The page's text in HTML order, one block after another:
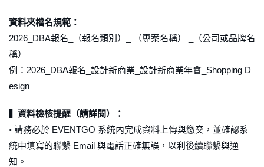
資料夾檔名規範：
2026_DBA報名_（報名類別）_ （專案名稱） _（公司或品牌名
稱）
例： 2026_DBA報名 設計新商業 設計新商業年會 _Shopping D
esign
▍資料檢核提醒（請詳閱）：
◦ 請務必於 EVENTGO 系統內完成資料上傳與繳交，並確認系
統中填寫的聯繫 Email 與電話正確無誤，以利後續聯繫與通
知。